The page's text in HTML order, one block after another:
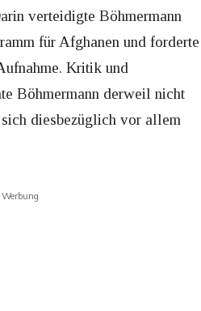
verteidigte Böhmermann
für Afghanen und forderte
Kritik und
Böhmermann derweil nicht
diesbezüglich vor allem
Werbung